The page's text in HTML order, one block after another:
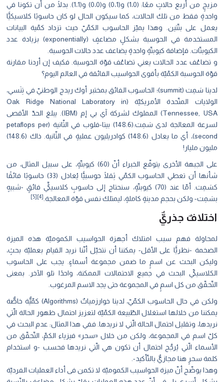
مزيجٍ من أربع حالاتٍ معًا: (1،0) و(0،1) و(0،0) و(1،1). بدلًا من أن تكونا في
واحدةٍ فقط من تلك الحالات، كما سيكون الحال لو كان حاسوبًا كلاسيكيًّا
يعمل على بتّتين. وهذا يميّز الحاسوب الكمّيّ حيث تزداد كمّية البيانات
المستخدمة في الحوسبة بشكلٍ مضاعفٍ (exponentially) بزيادة عدد
الكيوبتّات. فإضافة كيوبتّةٍ واحدةٍ يضاعف عدد حالات الحوسبة.
و تضاعُف عدد الحالات يعني تضاعُف قوّة الحوسبة. فكيف إن أردنا مقارنة
قوّة الحوسبة الكمّيّة بأقوى الحواسيب الفائقة في العالم اليوم؟
لدينا سَمِت (summit)؛ الحاسوب الفائق بمختبر أوك ريدج الوطنيّ في تِنَسي،
الولايات المتّحدة الأمريكيّة (Oak Ridge National Laboratory in
Tennessee, USA) المملوك لشركة آي بي إم (IBM). يبلغ الحدّ الأقصى
لسرعة المعالجة لدى سَمِت:(148.6) بيتا-فلوب في الثّانية (petaflops per
second)، أي ما يعادل (148.6) كوادريليون عمليةٍ في الثّانية. ذاك (148.6)
مليون مليار!
على الجبهة اﻷخرى يتوقّع الخبراء أنّ (60) كيوبتّةٍ، على سبيل المثال، من
شأنها أن تعطي الحاسوب الكمّي ثِقلًا حوسبيًّا يُعادل (33) حاسوبًا فائقًا
كسَمِت. أمّا عند (70) كيوبتّةٍ، سنحتاج إلى حاسوبٍ كلاسيكيٍّ فائقٍ -شبيهٍ
بسَمِت- ولكن بحجم مدينةٍ كاملةٍ، ليمتلك نفس قوّة المعالجة. [4][5]
اختلافٌ جذريٌّ
لمحاولة فهم سبب امتلاك أجهزة الحواسيب الكموميّة هذه الميزة
الضخمة -نظريًّا على الأقل- يمكننا أن نتخيّل أنّنا نريد القيام بعمليّة بحثٍ،
وليكن البحث عن اسمٍ ما ضمن مجموعة أسماءٍ. يجب على الحاسوب
الكلاسيكيّ البحث في جميع الاحتمالات الممكنة، واحدًا تلو الآخر. بمعنى
التّحقّق من كل اسمٍ في المجموعة حتى يجد الاسم المرغوب.
ولكن في حال الحاسوب الكمّيّ، لدينا خوارزمياتٌ (Algorithms) كمّيٌّة خاصٌّة
يمكننا من خلالها استغلال الطّبيعة الكمّيّة لتعزيز احتمال ظهور الحالة الّتي
نريدها، وتقليل احتمال الحالة الّتي لا نريدها. ففي هذا المثال: عدم البحث في
كلّ اسم في المجموعة، ولكن من خلال «سحر» فيزياء الكمّ، التّحقّق من
الأسماء الّتي يُرجَّح احتمال أن تكون هي الّتي نريدها فحسب -و استخدام
كلمة سحرٍ هنا مجازيٌّ بالتّأكيد-.
وهذا يوضّح أنّ ميزة الحواسيب الكموميّة لا تكمن فى أداء العمليات الفرديّة